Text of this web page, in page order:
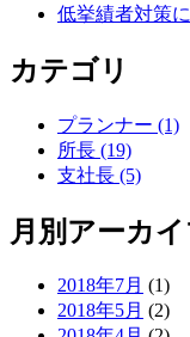
低挙績者対策
カテゴリ
プランナー (1)
所長 (19)
支社長 (5)
月別アーカ
2018年7月 (1)
2018年5月 (2)